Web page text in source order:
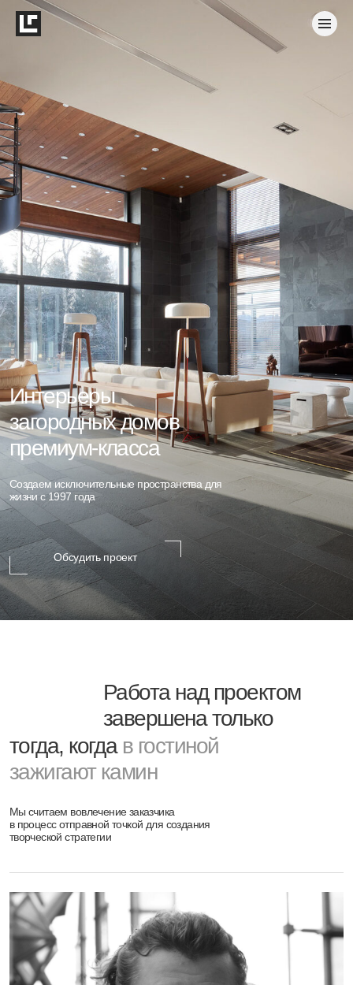
Интерьеры
загородных домов
премиум-класса
Создаем исключительные пространства для
жизни с 1997 года
Обсудить проект
Работа над проектом
завершена только
Мы считаем вовлечение заказчика
в процесс отправной точкой для создания